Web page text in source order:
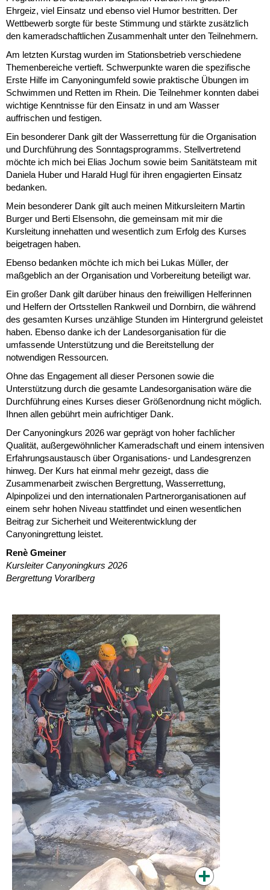
Ehrgeiz, viel Einsatz und ebenso viel Humor bestritten. Der
Wettbewerb sorgte für beste Stimmung und stärkte zusätzlich
den kameradschaftlichen Zusammenhalt unter den Teilnehmern.
Am letzten Kurstag wurden im Stationsbetrieb verschiedene
Themenbereiche vertieft. Schwerpunkte waren die spezifische
Erste Hilfe im Canyoningumfeld sowie praktische Übungen im
Schwimmen und Retten im Rhein. Die Teilnehmer konnten dabei
wichtige Kenntnisse für den Einsatz in und am Wasser
auffrischen und festigen.
Ein besonderer Dank gilt der Wasserrettung für die Organisation
und Durchführung des Sonntagsprogramms. Stellvertretend
möchte ich mich bei Elias Jochum sowie beim Sanitätsteam mit
Daniela Huber und Harald Hugl für ihren engagierten Einsatz
bedanken.
Mein besonderer Dank gilt auch meinen Mitkursleitern Martin
Burger und Berti Elsensohn, die gemeinsam mit mir die
Kursleitung innehatten und wesentlich zum Erfolg des Kurses
beigetragen haben.
Ebenso bedanken möchte ich mich bei Lukas Müller, der
maßgeblich an der Organisation und Vorbereitung beteiligt war.
Ein großer Dank gilt darüber hinaus den freiwilligen Helferinnen
und Helfern der Ortsstellen Rankweil und Dornbirn, die während
des gesamten Kurses unzählige Stunden im Hintergrund geleistet
haben. Ebenso danke ich der Landesorganisation für die
umfassende Unterstützung und die Bereitstellung der
notwendigen Ressourcen.
Ohne das Engagement all dieser Personen sowie die
Unterstützung durch die gesamte Landesorganisation wäre die
Durchführung eines Kurses dieser Größenordnung nicht möglich.
Ihnen allen gebührt mein aufrichtiger Dank.
Der Canyoningkurs 2026 war geprägt von hoher fachlicher
Qualität, außergewöhnlicher Kameradschaft und einem intensiven
Erfahrungsaustausch über Organisations- und Landesgrenzen
hinweg. Der Kurs hat einmal mehr gezeigt, dass die
Zusammenarbeit zwischen Bergrettung, Wasserrettung,
Alpinpolizei und den internationalen Partnerorganisationen auf
einem sehr hohen Niveau stattfindet und einen wesentlichen
Beitrag zur Sicherheit und Weiterentwicklung der
Canyoningrettung leistet.
Renè Gmeiner
Kursleiter Canyoningkurs 2026
Bergrettung Vorarlberg